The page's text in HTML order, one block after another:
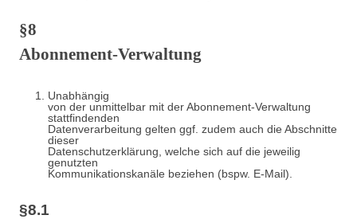
§8
Abonnement-Verwaltung
Unabhängig
von der unmittelbar mit der Abonnement-Verwaltung
stattfindenden
Datenverarbeitung gelten ggf. zudem auch die Abschnitte
dieser
Datenschutzerklärung, welche sich auf die jeweilig
genutzten
Kommunikationskanäle beziehen (bspw. E-Mail).
§8.1